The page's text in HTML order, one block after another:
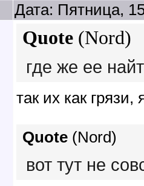
Дата: Пятница,
Quote (Nord)
где же ее
так их как грязи,
Quote (Nord)
вот тут не